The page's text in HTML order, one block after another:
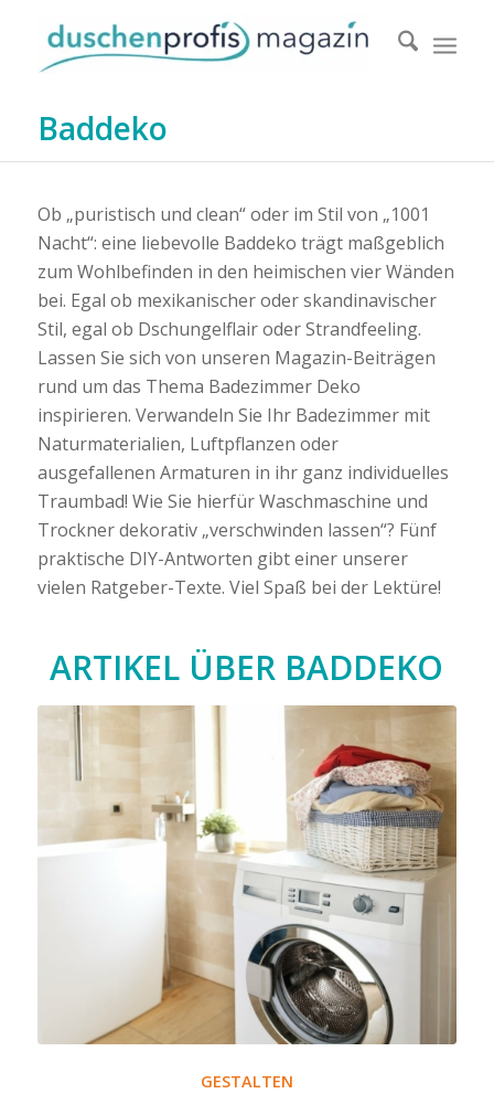
Baddeko
Ob „puristisch und clean“ oder im Stil von „1001
Nacht“: eine liebevolle Baddeko trägt maßgeblich
zum Wohlbefinden in den heimischen vier Wänden
bei. Egal ob mexikanischer oder skandinavischer
Stil, egal ob Dschungelflair oder Strandfeeling.
Lassen Sie sich von unseren Magazin-Beiträgen
rund um das Thema Badezimmer Deko
inspirieren. Verwandeln Sie Ihr Badezimmer mit
Naturmaterialien, Luftpflanzen oder
ausgefallenen Armaturen in ihr ganz individuelles
Traumbad! Wie Sie hierfür Waschmaschine und
Trockner dekorativ „verschwinden lassen“? Fünf
praktische DIY-Antworten gibt einer unserer
vielen Ratgeber-Texte. Viel Spaß bei der Lektüre!
ARTIKEL ÜBER BADDEKO
GESTALTEN